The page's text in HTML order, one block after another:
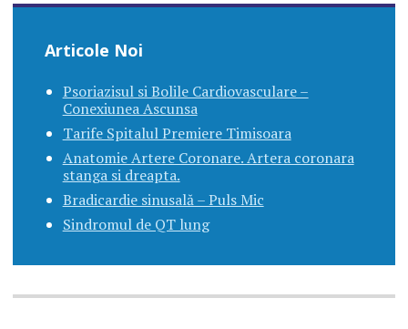
Articole Noi
Psoriazisul si Bolile Cardiovasculare –
Conexiunea Ascunsa
Tarife Spitalul Premiere Timisoara
Anatomie Artere Coronare. Artera coronara
stanga si dreapta.
Bradicardie sinusală – Puls Mic
Sindromul de QT lung